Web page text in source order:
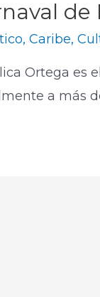
,Caribe,
Ortega es
a más